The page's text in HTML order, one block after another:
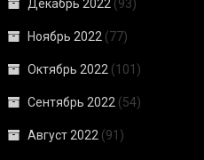
Декабрь 2022 (93)
Ноябрь 2022 (77)
Октябрь 2022 (101)
Сентябрь 2022 (54)
Август 2022 (91)